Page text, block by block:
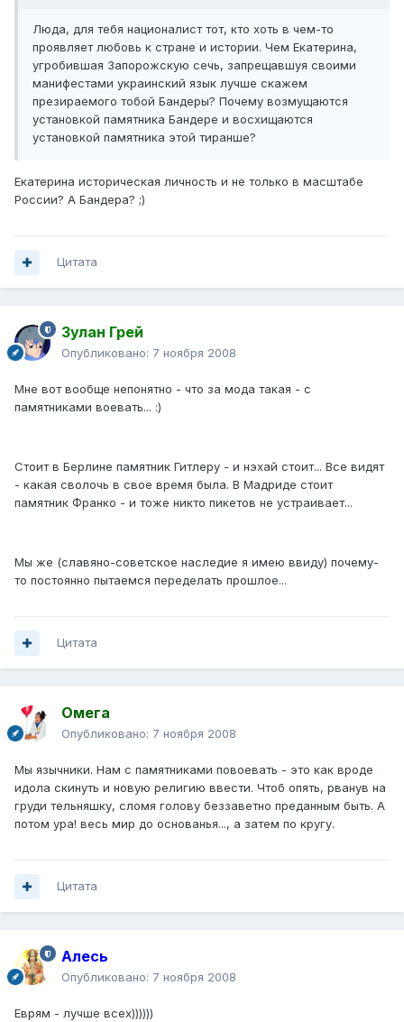
Люда, для тебя националист тот, кто хоть в чем-то
проявляет любовь к стране и истории. Чем Екатерина,
угробившая Запорожскую сечь, запрещавшуя своими
манифестами украинский язык лучше скажем
презираемого тобой Бандеры? Почему возмущаются
установкой памятника Бандере и восхищаются
установкой памятника этой тиранше?
Екатерина историческая личность и не только в масштабе
России? А Бандера? ;)
Цитата
Зулан Грей
Опубликовано: 7 ноября 2008
Мне вот вообще непонятно - что за мода такая - с
памятниками воевать... :)
Стоит в Берлине памятник Гитлеру - и нэхай стоит... Все видят
- какая сволочь в свое время была. В Мадриде стоит
памятник Франко - и тоже никто пикетов не устраивает...
Мы же (славяно-советское наследие я имею ввиду) почему-
то постоянно пытаемся переделать прошлое...
Цитата
Омега
Опубликовано: 7 ноября 2008
Мы язычники. Нам с памятниками повоевать - это как вроде
идола скинуть и новую религию ввести. Чтоб опять, рванув на
груди тельняшку, сломя голову беззаветно преданным быть. А
потом ура! весь мир до основанья..., а затем по кругу.
Цитата
Алесь
Опубликовано: 7 ноября 2008
Еврям - лучше всех))))))